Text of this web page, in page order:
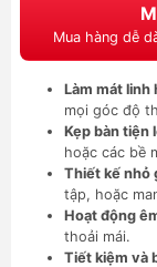
Mua hàng dễ
Làm mát linh
mọi góc độ
Kẹp bàn tiện
hoặc các bề
Thiết kế nhỏ
tập, hoặc
Hoạt động
thoải mái.
Tiết kiệm và